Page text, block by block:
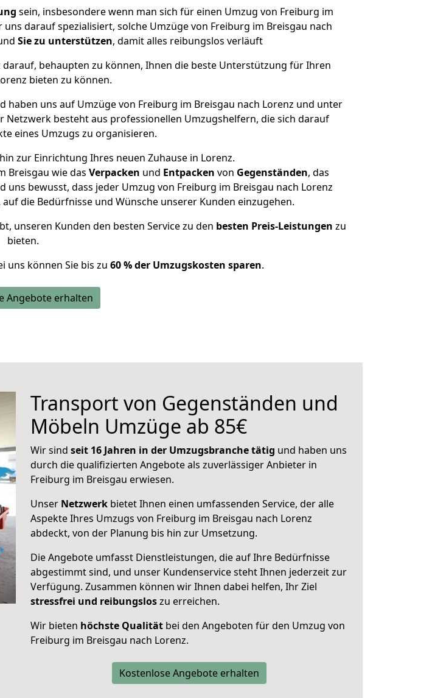
sein, insbesondere wenn man sich für einen Umzug von Freiburg im
darauf spezialisiert, solche Umzüge von Freiburg im Breisgau nach
Sie zu unterstützen, damit alles reibungslos verläuft
behaupten zu können, Ihnen die beste Unterstützung für Ihren
bieten zu können.
haben uns auf Umzüge von Freiburg im Breisgau nach Lorenz und unter
Netzwerk besteht aus professionellen Umzugshelfern, die sich darauf
eines Umzugs zu organisieren.
zur Einrichtung Ihres neuen Zuhause in Lorenz.
Breisgau wie das Verpacken und Entpacken von Gegenständen, das
bewusst, dass jeder Umzug von Freiburg im Breisgau nach Lorenz
die Bedürfnisse und Wünsche unserer Kunden einzugehen.
unseren Kunden den besten Service zu den besten Preis-Leistungen zu
bieten.
uns können Sie bis zu 60 % der Umzugskosten sparen.
Angebote erhalten
Transport von Gegenständen und
Möbeln Umzüge ab 85€
Wir sind seit 16 Jahren in der Umzugsbranche tätig und haben uns
durch die qualifizierten Angebote als zuverlässiger Anbieter in
Freiburg im Breisgau erwiesen.
Unser Netzwerk bietet Ihnen einen umfassenden Service, der alle
Aspekte Ihres Umzugs von Freiburg im Breisgau nach Lorenz
abdeckt, von der Planung bis hin zur Umsetzung.
Die Angebote umfasst Dienstleistungen, die auf Ihre Bedürfnisse
abgestimmt sind, und unser Kundenservice steht Ihnen jederzeit zur
Verfügung. Zusammen können wir Ihnen dabei helfen, Ihr Ziel
stressfrei und reibungsloszu erreichen.
Wir bieten höchste Qualität bei den Angeboten für den Umzug von
Freiburg im Breisgau nach Lorenz.
Kostenlose Angebote erhalten